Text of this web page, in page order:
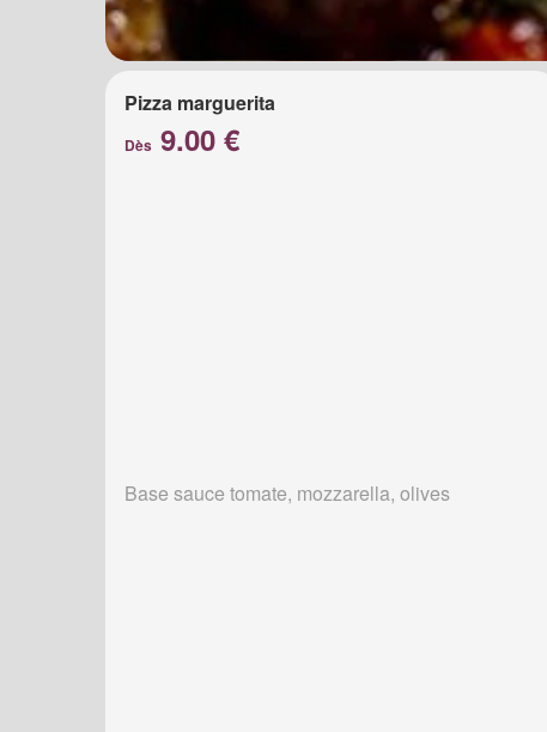
Pizza marguerita
Dès 9.00 €
Base sauce tomate, mozzarella, olives